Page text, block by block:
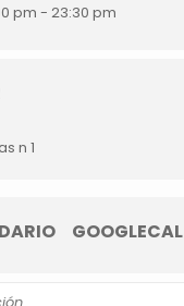
pm - 23:30 pm
n 1
GOOGLECAL